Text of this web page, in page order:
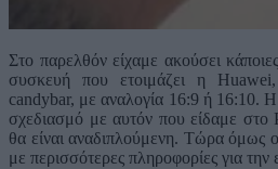
Στο παρελθόν είχαμε ακούσει
συσκευή που ετοιμάζει η
candybar, με αναλογία 16:9 ή 16:10.
σχεδιασμό με αυτόν που είδαμε
θα είναι αναδιπλούμενη. Τώρα όμως ο
με περισσότερες πληροφορίες για